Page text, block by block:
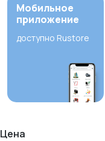
Мобильное
приложение
доступно Rustore
Цена